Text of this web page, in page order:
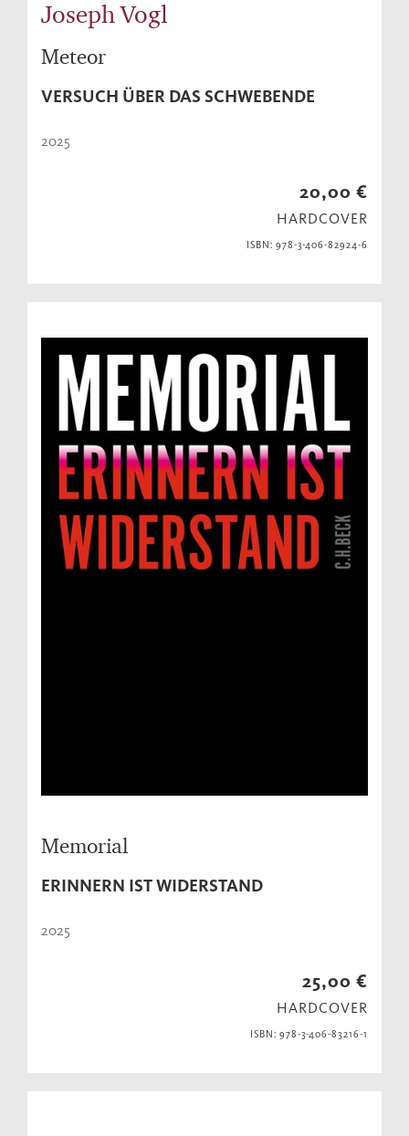
Joseph Vogl
Meteor
VERSUCH ÜBER DAS SCHWEBENDE
2025
20,00 €
HARDCOVER
ISBN: 978-3-406-82924-6
Memorial
ERINNERN IST WIDERSTAND
2025
25,00 €
HARDCOVER
ISBN: 978-3-406-83216-1